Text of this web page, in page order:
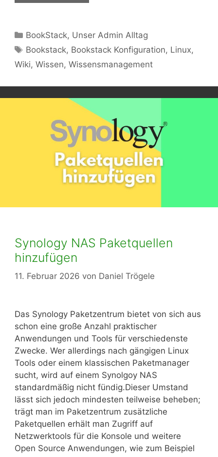
Kategorien
BookStack, Unser Admin Alltag
Schlagwörter
Bookstack, Bookstack Konfiguration, Linux,
Wiki, Wissen, Wissensmanagement
Synology NAS Paketquellen
hinzufügen
11. Februar 2026 von Daniel Trögele
Das Synology Paketzentrum bietet von sich aus
schon eine große Anzahl praktischer
Anwendungen und Tools für verschiedenste
Zwecke. Wer allerdings nach gängigen Linux
Tools oder einem klassischen Paketmanager
sucht, wird auf einem Synolgoy NAS
standardmäßig nicht fündig.Dieser Umstand
lässt sich jedoch mindesten teilweise beheben;
trägt man im Paketzentrum zusätzliche
Paketquellen erhält man Zugriff auf
Netzwerktools für die Konsole und weitere
Open Source Anwendungen, wie zum Beispiel